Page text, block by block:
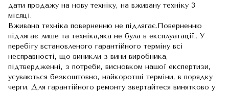
дати продажу на нову техніку, на вживану техніку 3
місяці.
Вживана техніка поверненню не підлягає.Поверненню
підлягає лише та техніка,яка не була в експлуатації.. У
перебігу встановленого гарантійного терміну всі
несправності, що виникли з вини виробника,
підтвердженні, з потреби, висновком нашої експертизи,
усуваються безкоштовно, найкоротші терміни, в порядку
черги. Для гарантійного ремонту звертайтеся винятково у